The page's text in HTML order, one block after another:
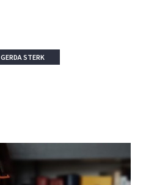
GERDA STERK